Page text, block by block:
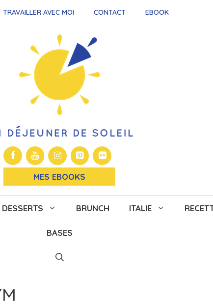
TRAVAILLER AVEC MOI CONTACT EBOOK
MES EBOOKS
DESSERTS BRUNCH ITALIE
BASES